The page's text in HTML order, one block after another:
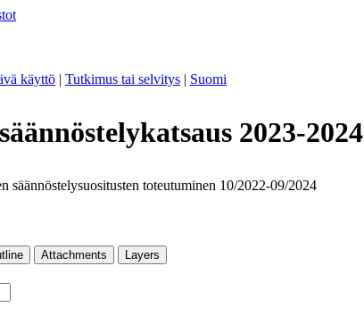
käyttö | Tutkimus tai selvitys | Suomi
2023-2024
säännöstelysuositusten toteutuminen 10/2022-09/2024